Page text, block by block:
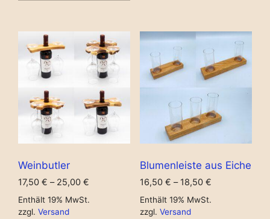
Weinbutler
17,50 € – 25,00 €
Enthält 19% MwSt.
zzgl. Versand
Blumenleiste aus Eiche
16,50 € – 18,50 €
Enthält 19% MwSt.
zzgl. Versand